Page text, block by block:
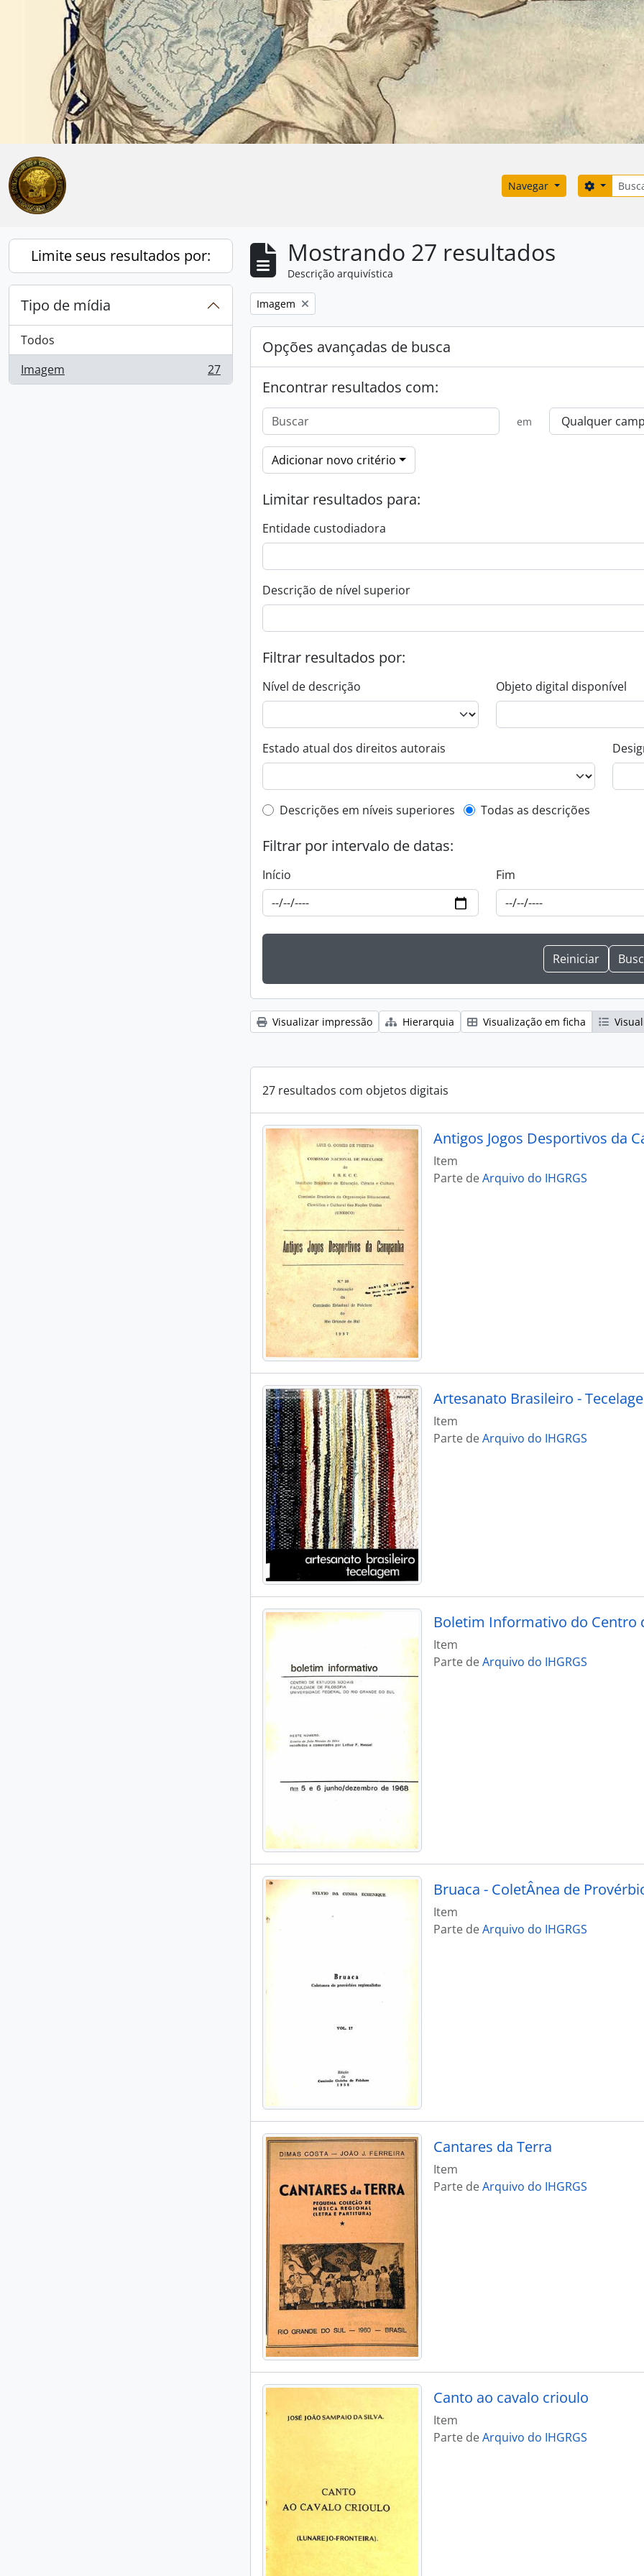
Skip to main content
Anterior
Navegar Buscar
Opções
Limite seus resultados por:
Tipo de mídia
Todos
Imagem
, 27 resultados 27
Mostrando 27 resultados
Descrição arquivística
Remover filtro:
Imagem
Opções avançadas de busca
Encontrar resultados com:
em
Adicionar novo critério
Limitar resultados para:
Entidade custodiadora
Descrição de nível superior
Filtrar resultados por:
Nível de descrição Objeto digital disponível
Estado atual dos direitos autorais
Filtro de descrição de nível superior
Descrições em níveis superiores Todas as descrições
Filtrar por intervalo de datas:
Início Fim
Visualizar impressão Hierarquia Visualização em ficha
27 resultados com objetos digitais
Antigos Jogos Desportivos da
Item
Parte deArquivo do IHGRGS
Artesanato Brasileiro -
Item
Parte deArquivo do IHGRGS
Boletim Informativo do Centro
Item
Parte deArquivo do IHGRGS
Bruaca - ColetÂnea de
Item
Parte deArquivo do IHGRGS
Cantares da Terra
Item
Parte deArquivo do IHGRGS
Canto ao cavalo crioulo
Item
Parte deArquivo do IHGRGS